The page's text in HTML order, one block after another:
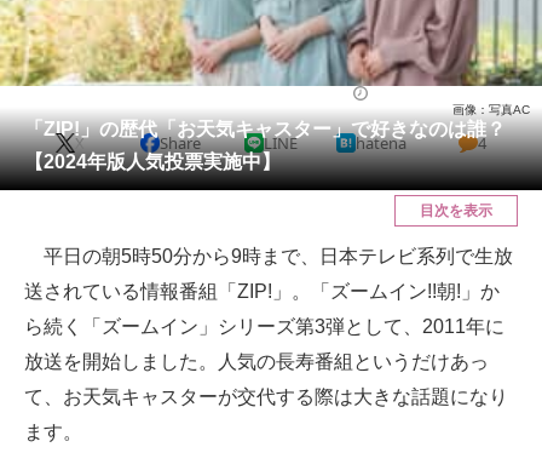
住まい 教育・育児
動物
会員記事
メディア
ITの今と未来を見通す
スマホと通信の最新トレンド
進化するPCとデバイスの未来
好きが集まる 比べて選べる
「ZIP!」の歴代「お天気キャスター」で好きなのは誰？
【2024年版人気投票実施中】
画像：写真AC
X Share LINE hatena 4
目次を表示
平日の朝5時50分から9時まで、日本テレビ系列で生放
送されている情報番組「ZIP!」。「ズームイン!!朝!」か
ら続く「ズームイン」シリーズ第3弾として、2011年に
放送を開始しました。人気の長寿番組というだけあっ
て、お天気キャスターが交代する際は大きな話題になり
ます。